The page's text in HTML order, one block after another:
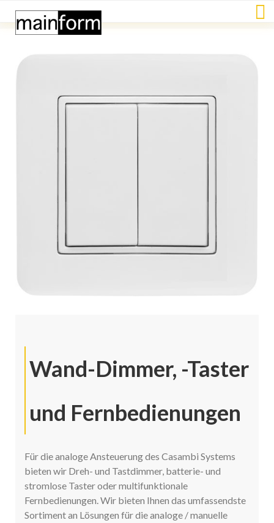
Wand-Dimmer, -Taster
und Fernbedienungen
Für die analoge Ansteuerung des Casambi Systems
bieten wir Dreh- und Tastdimmer, batterie- und
stromlose Taster oder multifunktionale
Fernbedienungen. Wir bieten Ihnen das umfassendste
Sortiment an Lösungen für die analoge / manuelle